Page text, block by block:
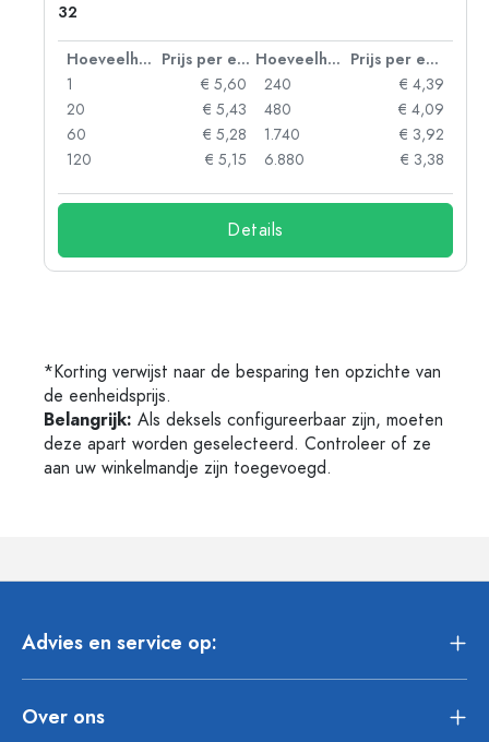
32
Hoeveelheid Prijs per eenheid Hoeveelheid
Prijs per eenheid
1
€ 5,60
20
€ 5,43
60
€ 5,28
120
€ 5,15
240
€ 4,39
480
€ 4,09
1.740
€ 3,92
6.880
€ 3,38
Details
*Korting verwijst naar de besparing ten opzichte van
de eenheidsprijs.
Belangrijk: Als deksels configureerbaar zijn, moeten
deze apart worden geselecteerd. Controleer of ze
aan uw winkelmandje zijn toegevoegd.
Advies en service op:
Over ons